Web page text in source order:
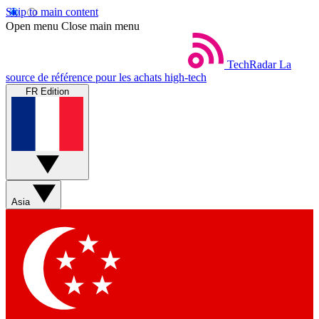
Skip to main content
Open menu Close main menu
TechRadar La
source de référence pour les achats high-tech
FR Edition
Asia